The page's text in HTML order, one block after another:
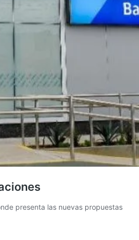
presenta las nuevas propuestas